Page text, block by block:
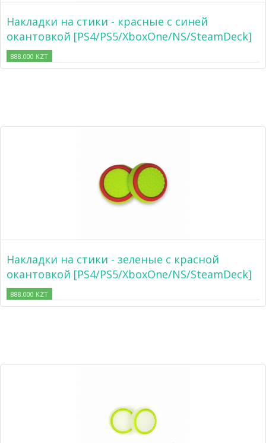
Накладки на стики - красные с синей
окантовкой [PS4/PS5/XboxOne/NS/SteamDeck]
888.000 KZT
Накладки на стики - зеленые с красной
окантовкой [PS4/PS5/XboxOne/NS/SteamDeck]
888.000 KZT